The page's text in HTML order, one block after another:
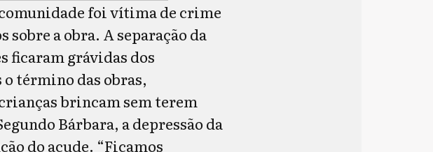
foi vítima de crime
a obra. A separação da
ficaram grávidas dos
término das obras,
brincam sem terem
Bárbara, a depressão da
do açude. “Ficamos